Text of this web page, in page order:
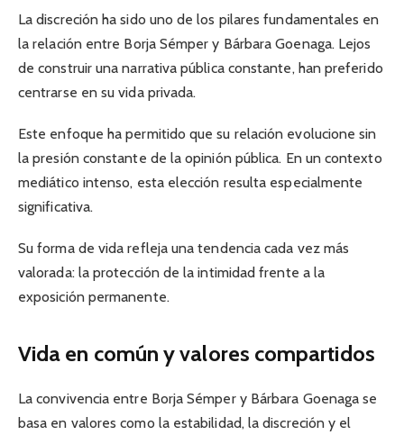
La discreción ha sido uno de los pilares fundamentales en
la relación entre Borja Sémper y Bárbara Goenaga. Lejos
de construir una narrativa pública constante, han preferido
centrarse en su vida privada.
Este enfoque ha permitido que su relación evolucione sin
la presión constante de la opinión pública. En un contexto
mediático intenso, esta elección resulta especialmente
significativa.
Su forma de vida refleja una tendencia cada vez más
valorada: la protección de la intimidad frente a la
exposición permanente.
Vida en común y valores compartidos
La convivencia entre Borja Sémper y Bárbara Goenaga se
basa en valores como la estabilidad, la discreción y el